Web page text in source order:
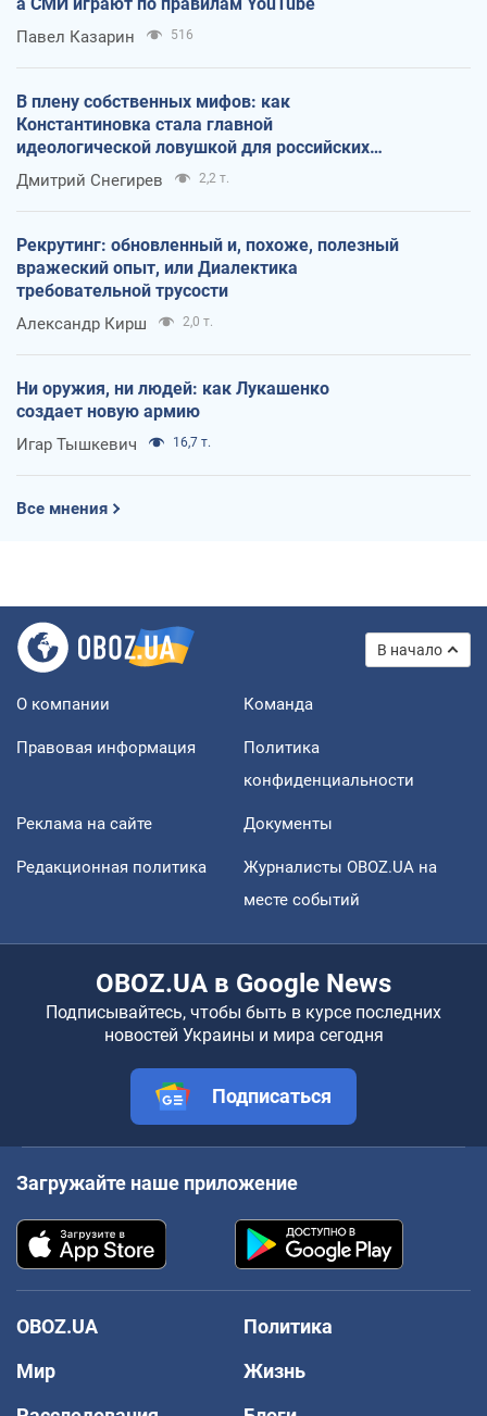
Павел Казарин 516
В плену собственных мифов: как
Константиновка стала главной
идеологической ловушкой для российских
оккупантов
Дмитрий Снегирев 2,2 т.
Рекрутинг: обновленный и, похоже, полезный
вражеский опыт, или Диалектика
требовательной трусости
Александр Кирш 2,0 т.
Ни оружия, ни людей: как Лукашенко
создает новую армию
Игар Тышкевич 16,7 т.
Все мнения
В начало
О компании Команда
Правовая информация
Политика
конфиденциальности
Реклама на сайте Документы
Редакционная политика
Журналисты OBOZ.UA на
месте событий
OBOZ.UA в Google News
Подписывайтесь, чтобы быть в курсе последних
новостей Украины и мира сегодня
Подписаться
Загружайте наше приложение
OBOZ.UA
Политика
Мир
Жизнь